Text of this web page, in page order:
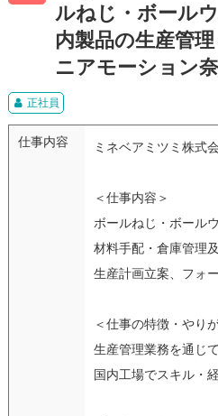
ルねじ・ボール
内製品の生産管
ニアモーション
正社員
仕事内容 ミネベアミツミ株式
＜仕事内容＞
ボールねじ・ボール
材料手配・倉庫管理
生産計画立案、フォ
＜仕事の特徴・やり
生産管理業務を通じ
国内工場でスキル・